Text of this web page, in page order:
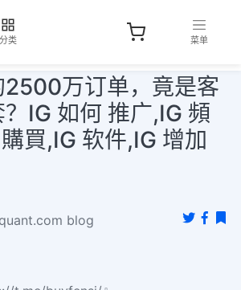
分类 菜单
2500万订单，竟是客
IG 如何 推广,IG 頻
買,IG 软件,IG 增加
blog